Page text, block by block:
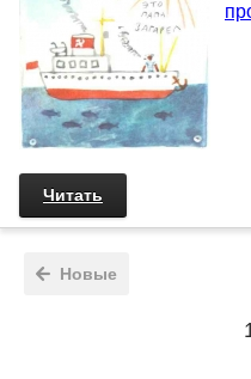
Читать
Новые